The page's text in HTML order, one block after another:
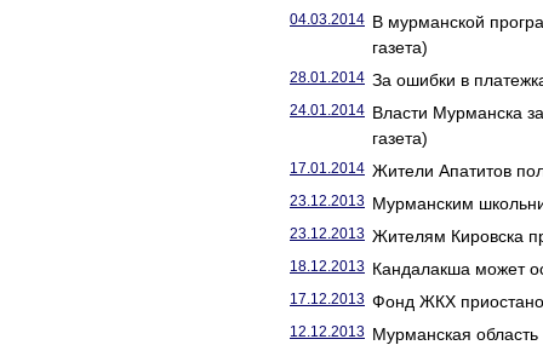
04.03.2014 В мурманской
газета)
28.01.2014 За ошибки в
24.01.2014 Власти Мурманска
газета)
17.01.2014 Жители Апатитов
23.12.2013 Мурманским
23.12.2013 Жителям Кировска
18.12.2013 Кандалакша может
17.12.2013 Фонд ЖКХ
12.12.2013 Мурманская